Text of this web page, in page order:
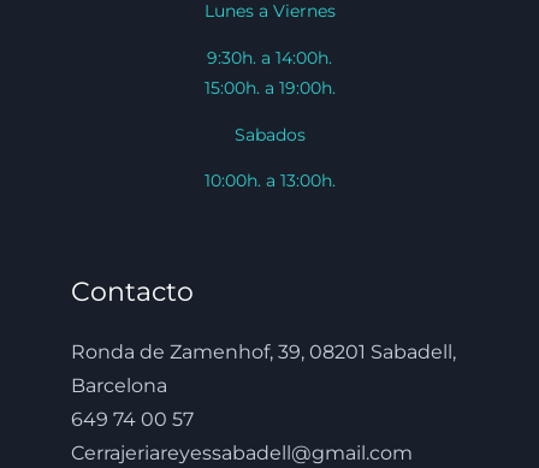
Lunes a Viernes
9:30h. a 14:00h.
15:00h. a 19:00h.
Sabados
10:00h. a 13:00h.
Contacto
Ronda de Zamenhof, 39, 08201 Sabadell,
Barcelona
649 74 00 57
Cerrajeriareyessabadell@gmail.com